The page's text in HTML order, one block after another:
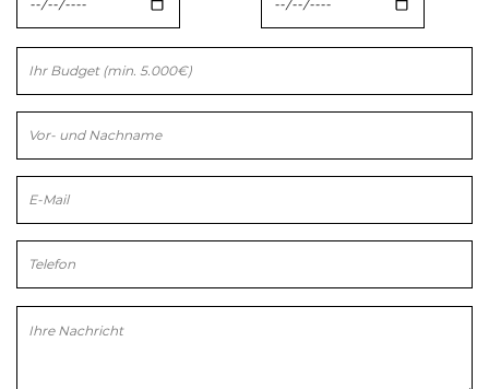
Bitte lasse dieses Feld leer.
Bitte lasse dieses Feld leer.